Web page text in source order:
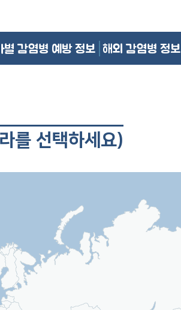
별 감염병 예방 정보 해외 감염병 정보
를 선택하세요)